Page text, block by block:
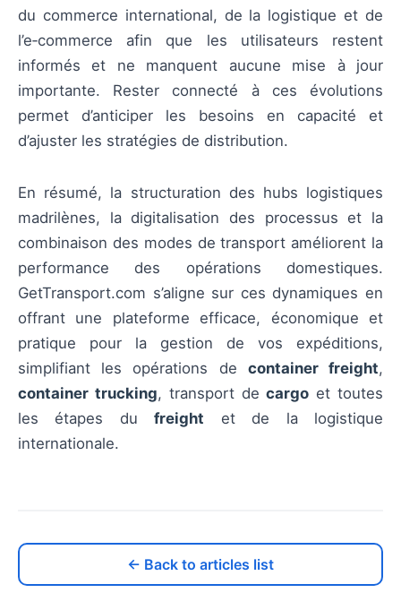
du commerce international, de la logistique et de
l’e‑commerce afin que les utilisateurs restent
informés et ne manquent aucune mise à jour
importante. Rester connecté à ces évolutions
permet d’anticiper les besoins en capacité et
d’ajuster les stratégies de distribution.
En résumé, la structuration des hubs logistiques
madrilènes, la digitalisation des processus et la
combinaison des modes de transport améliorent la
performance des opérations domestiques.
GetTransport.com s’aligne sur ces dynamiques en
offrant une plateforme efficace, économique et
pratique pour la gestion de vos expéditions,
simplifiant les opérations de container freight,
container trucking, transport decargo et toutes
les étapes dufreight et de la logistique
internationale.
← Back to articles list